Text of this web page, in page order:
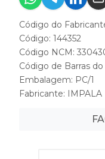
Código do
Código: 144352
Código NCM:
Código de Barras
Embalagem: PC/1
Fabricante: IMPALA